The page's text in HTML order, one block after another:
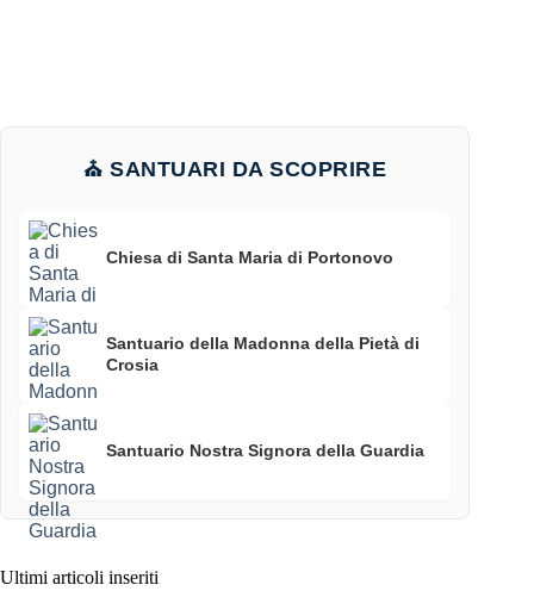
⛪ SANTUARI DA SCOPRIRE
Chiesa di Santa Maria di Portonovo
Santuario della Madonna della Pietà di
Crosia
Santuario Nostra Signora della Guardia
Ultimi articoli inseriti